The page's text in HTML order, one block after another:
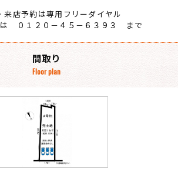
店予約は専用フリーダイヤル
は ０１２０－４５－６３９３ まで
間取り
Floor plan